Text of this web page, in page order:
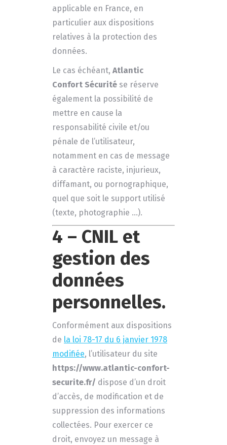
applicable en France, en
particulier aux dispositions
relatives à la protection des
données.
Le cas échéant,Atlantic
Confort Sécurité se réserve
également la possibilité de
mettre en cause la
responsabilité civile et/ou
pénale de l’utilisateur,
notamment en cas de message
à caractère raciste, injurieux,
diffamant, ou pornographique,
quel que soit le support utilisé
(texte, photographie …).
4 – CNIL et
gestion des
données
personnelles.
Conformément aux dispositions
de la loi 78-17 du 6 janvier 1978
modifiée, l’utilisateur du site
https://www.atlantic-confort-
securite.fr/ dispose d’un droit
d’accès, de modification et de
suppression des informations
collectées. Pour exercer ce
droit, envoyez un message à